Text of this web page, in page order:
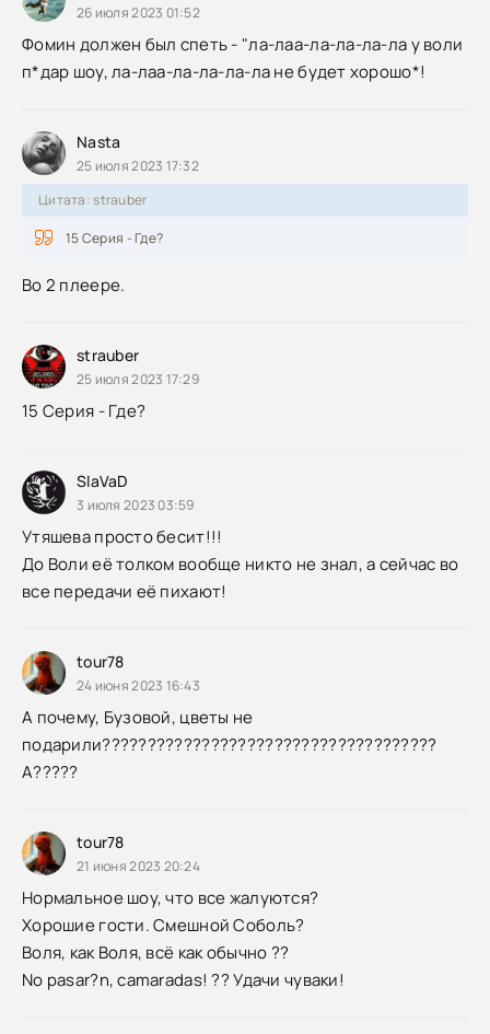
26 июля 2023 01:52
Фомин должен был спеть - "ла-лаа-ла-ла-ла-ла у воли
п*дар шоу, ла-лаа-ла-ла-ла-ла не будет хорошо*!
Nasta
25 июля 2023 17:32
Цитата: strauber
15 Серия - Где?
Во 2 плеере.
strauber
25 июля 2023 17:29
15 Серия - Где?
SlaVaD
3 июля 2023 03:59
Утяшева просто бесит!!!
До Воли её толком вообще никто не знал, а сейчас во
все передачи её пихают!
tour78
24 июня 2023 16:43
А почему, Бузовой, цветы не
подарили?????????????????????????????????????
А?????
tour78
21 июня 2023 20:24
Нормальное шоу, что все жалуются?
Хорошие гости. Смешной Соболь?
Воля, как Воля, всё как обычно ??
No pasar?n, camaradas! ?? Удачи чуваки!